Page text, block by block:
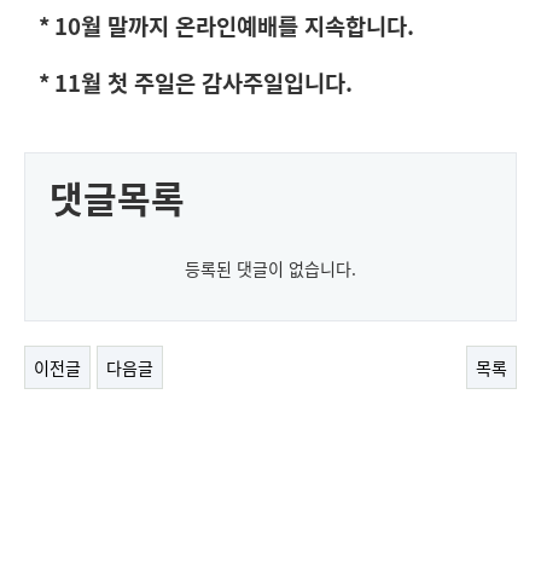
* 10월 말까지 온라인예배를 지속합니다.
* 11월 첫 주일은 감사주일입니다.
댓글목록
등록된 댓글이 없습니다.
이전글 다음글 목록